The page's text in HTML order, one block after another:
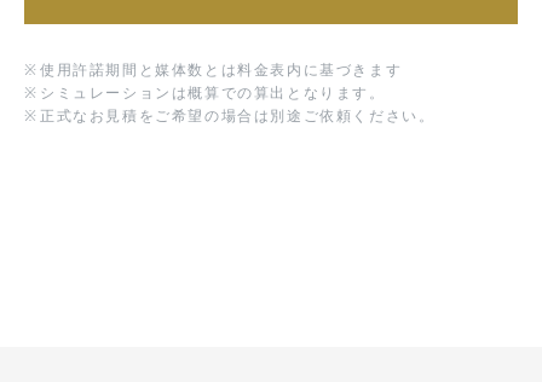
※ 使用許諾期間と媒体数とは料金表内に基づきます
※ シミュレーションは概算での算出となります。
※ 正式なお見積をご希望の場合は別途ご依頼ください。